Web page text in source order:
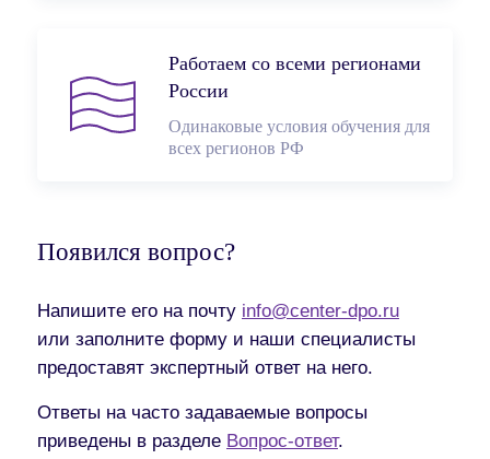
Работаем со всеми регионами
России
Одинаковые условия обучения для
всех регионов РФ
Появился вопрос?
Напишите его на почту info@center-dpo.ru
или заполните форму и наши специалисты
предоставят экспертный ответ на него.
Ответы на часто задаваемые вопросы
приведены в разделе Вопрос-ответ.